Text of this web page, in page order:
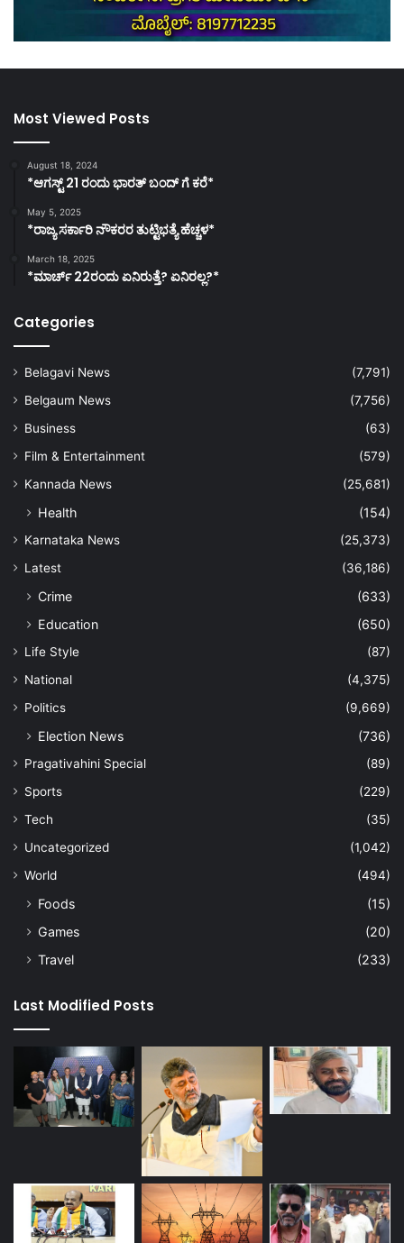
Most Viewed Posts
August 18, 2024
*ಆಗಸ್ಟ್ 21 ರಂದು ಭಾರತ್‌ ಬಂದ್‌ ಗೆ ಕರೆ*
May 5, 2025
*ರಾಜ್ಯ ಸರ್ಕಾರಿ ನೌಕರರ ತುಟ್ಟಿಭತ್ಯೆ ಹೆಚ್ಚಳ*
March 18, 2025
*ಮಾರ್ಚ್ 22ರಂದು ಏನಿರುತ್ತೆ? ಏನಿರಲ್ಲ?*
Categories
Belagavi News
(7,791)
Belgaum News
(7,756)
Business
(63)
Film & Entertainment
(579)
Kannada News
(25,681)
Health (154)
Karnataka News
(25,373)
Latest
(36,186)
Crime
(633)
Education
(650)
Life Style
(87)
National
(4,375)
Politics
(9,669)
Election News (736)
Pragativahini Special
(89)
Sports
(229)
Tech
(35)
Uncategorized
(1,042)
World
(494)
Foods
(15)
Games
(20)
Travel
(233)
Last Modified Posts